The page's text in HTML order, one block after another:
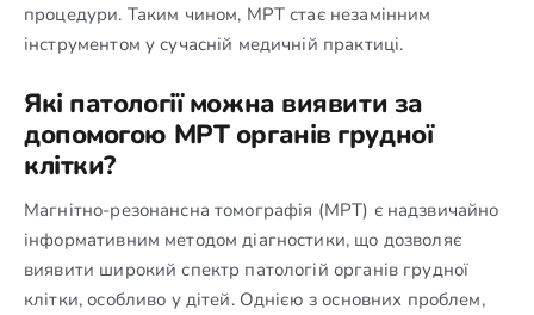
процедури. Таким чином, МРТ стає незамінним
інструментом у сучасній медичній практиці.
Які патології можна виявити за
допомогою МРТ органів грудної
клітки?
Магнітно-резонансна томографія (МРТ) є надзвичайно
інформативним методом діагностики, що дозволяє
виявити широкий спектр патологій органів грудної
клітки, особливо у дітей. Однією з основних проблем,